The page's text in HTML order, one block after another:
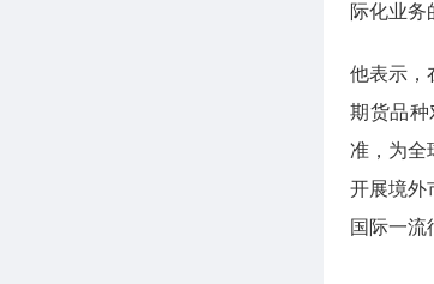
际化业务
他表示，
期货品
准，为全
开展境外
国际一流